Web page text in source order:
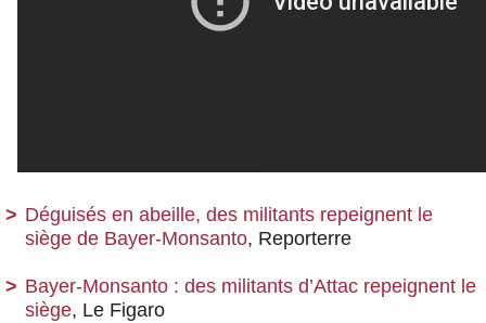
Déguisés en abeille, des militants repeignent le
siège de Bayer-Monsanto, Reporterre
Bayer-Monsanto : des militants d’Attac repeignent le
siège, Le Figaro